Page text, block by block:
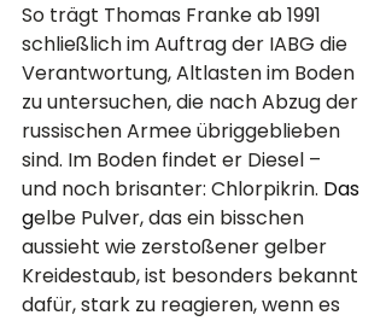
So trägt Thomas Franke ab 1991
schließlich im Auftrag der IABG die
Verantwortung, Altlasten im Boden
zu untersuchen, die nach Abzug der
russischen Armee übriggeblieben
sind. Im Boden findet er Diesel –
und noch brisanter: Chlorpikrin. Das
gelbe Pulver, das ein bisschen
aussieht wie zerstoßener gelber
Kreidestaub, ist besonders bekannt
dafür, stark zu reagieren, wenn es